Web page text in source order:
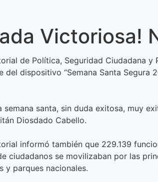
Victoriosa!
de Política, Seguridad Ciudadana
del dispositivo “Semana Santa
semana santa, sin duda exitosa, muy
Diosdado Cabello.
informó también que 229.139
ciudadanos se movilizaban por las
y parques nacionales.